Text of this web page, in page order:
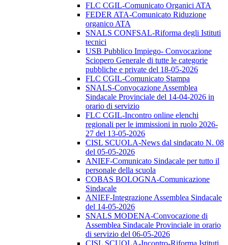
FLC CGIL-Comunicato Organici ATA
FEDER ATA-Comunicato Riduzione
organico ATA
SNALS CONFSAL-Riforma degli Istituti
tecnici
USB Pubblico Impiego- Convocazione
Sciopero Generale di tutte le categorie
pubbliche e private del 18-05-2026
FLC CGIL-Comunicato Stampa
SNALS-Convocazione Assemblea
Sindacale Provinciale del 14-04-2026 in
orario di servizio
FLC CGIL-Incontro online elenchi
regionali per le immissioni in ruolo 2026-
27 del 13-05-2026
CISL SCUOLA-News dal sindacato N. 08
del 05-05-2026
ANIEF-Comunicato Sindacale per tutto il
personale della scuola
COBAS BOLOGNA-Comunicazione
Sindacale
ANIEF-Integrazione Assemblea Sindacale
del 14-05-2026
SNALS MODENA-Convocazione di
Assemblea Sindacale Provinciale in orario
di servizio del 06-05-2026